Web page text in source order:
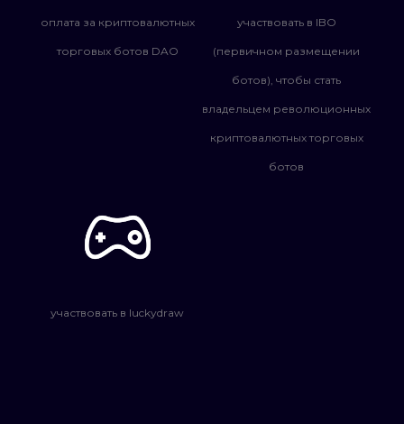
оплата за криптовалютных
торговых ботов DAO
участвовать в IBO
(первичном размещении
ботов), чтобы стать
владельцем революционных
криптовалютных торговых
ботов
участвовать в luckydraw